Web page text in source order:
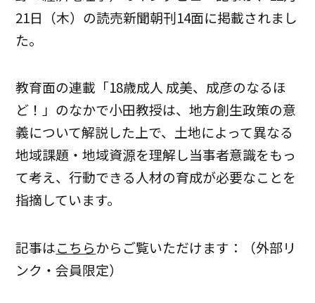
21日（木）の読売新聞朝刊14面に掲載されまし
た。
教育面の連載「18歳成人 成美、成彦のなるほ
ど！」のなかで小田教授は、地方創生政策の意
義について解説した上で、土地によって異なる
地域課題・地域資源を理解し当事者意識をもっ
て考え、行動できる人材の育成が必要なことを
指摘しています。
記事はこちらからご覧いただけます：（外部リ
ンク・会員限定）